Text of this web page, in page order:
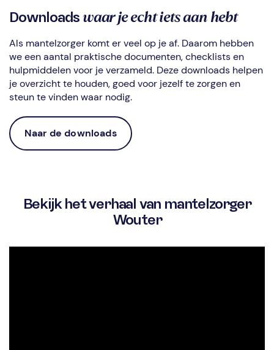
Downloadswaar je echt iets aan hebt
Als mantelzorger komt er veel op je af. Daarom hebben
we een aantal praktische documenten, checklists en
hulpmiddelen voor je verzameld. Deze downloads helpen
je overzicht te houden, goed voor jezelf te zorgen en
steun te vinden waar nodig.
Naar de downloads
Bekijk het verhaal van mantelzorger
Wouter